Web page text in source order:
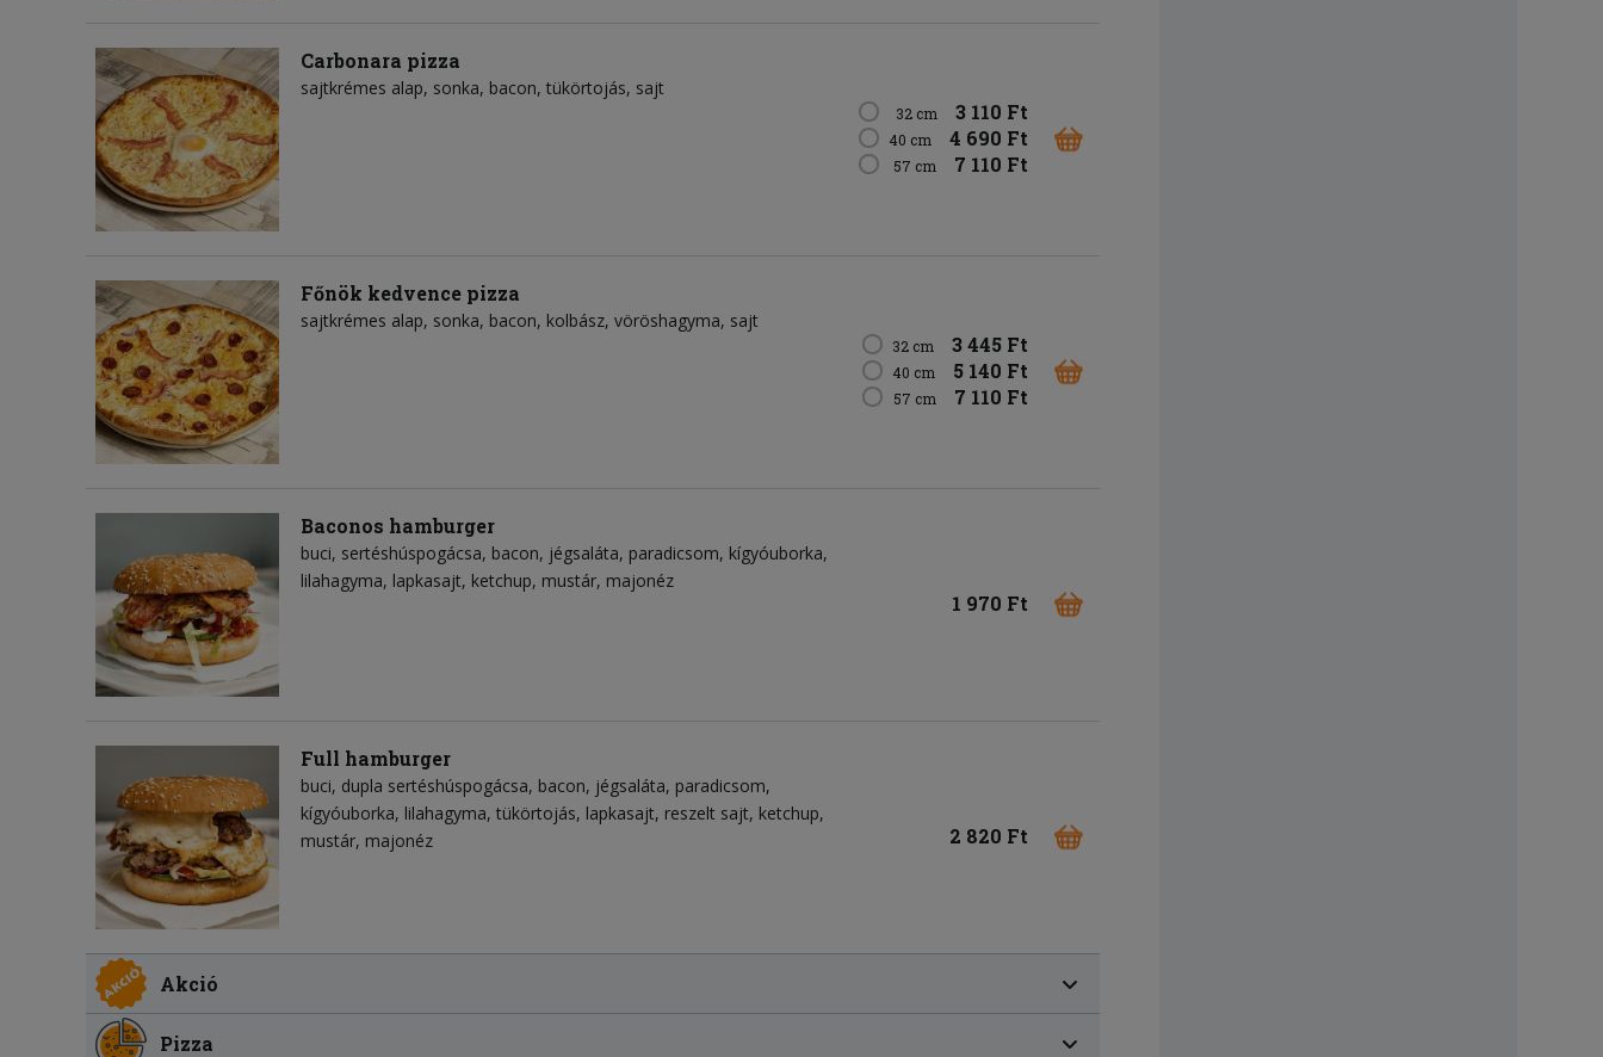
Carbonara pizza
sajtkrémes alap sonka bacon tükörtojás sajt
32 cm 3 110 Ft
40 cm 4 690 Ft
57 cm 7 110 Ft
Főnök kedvence pizza
sajtkrémes alap sonka bacon kolbász vöröshagyma sajt
32 cm 3 445 Ft
40 cm 5 140 Ft
57 cm 7 110 Ft
Baconos hamburger
buci sertéshúspogácsa bacon jégsaláta paradicsom kígyóuborka
lilahagyma lapkasajt ketchup mustár majonéz
1 970 Ft
Full hamburger
buci dupla sertéshúspogácsa bacon jégsaláta paradicsom
kígyóuborka lilahagyma tükörtojás lapkasajt reszelt sajt ketchup
mustár majonéz 2 820 Ft
Akció
Pizza